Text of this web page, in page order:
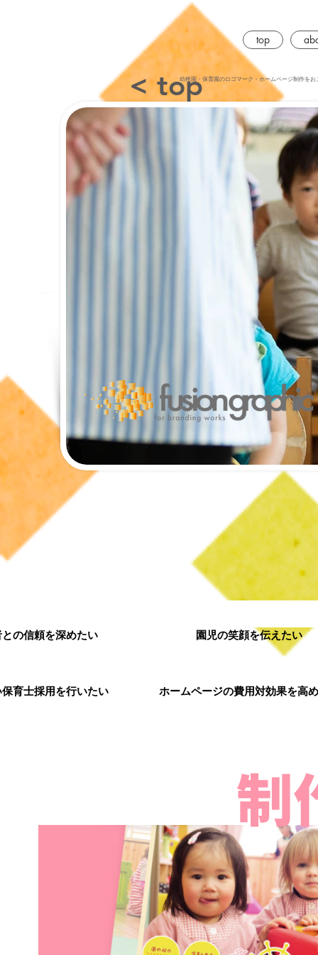
top
< top幼稚園・保育園のロゴマーク・ホームページ制作を
の信頼を深めたい 園児の笑顔を伝えたい
育士採用を行いたい ホームページの費用対効果を高
制